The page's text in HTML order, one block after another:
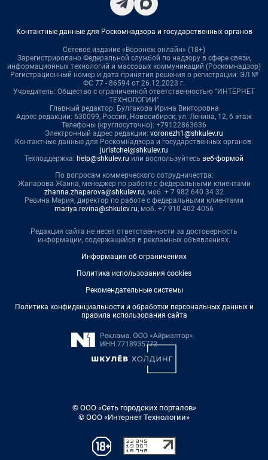
Контактные данные для Роскомнадзора и государственных органов
Сетевое издание «Воронеж онлайн» (18+)
Зарегистрировано Федеральной службой по надзору в сфере связи,
информационных технологий и массовых коммуникаций (Роскомнадзор)
Регистрационный номер и дата принятия решения о регистрации: ЭЛ №
ФС 77 - 86594 от 26.12.2023 г.
Учредитель: Общество с ограниченной ответственностью "ИНТЕРНЕТ
ТЕХНОЛОГИИ"
Главный редактор: Булгакова Ирина Викторовна
Адрес редакции: 630099, Россия, Новосибирск, ул. Ленина, 12, 6 этаж
Телефоны (круглосуточно): +79122863636
Электронный адрес редакции: voronezh1@shkulev.ru
Контактные данные для Роскомнадзора и государственных органов:
juristchel@shkulev.ru
Техподдержка: help@shkulev.ru или воспользуйтесь веб-формой
По вопросам коммерческого сотрудничества:
Жапарова Жанна, менеджер по работе с федеральными клиентами
zhanna.zhaparova@shkulev.ru, моб. + 7 982 640 34 32
Ревина Мария, директор по работе с федеральными клиентами
mariya.revina@shkulev.ru, моб. +7 910 402 4056
Редакция сайта не несет ответственности за достоверность
информации, содержащейся в рекламных объявлениях.
Информация об ограничениях
Политика использования cookies
Рекомендательные системы
Политика конфиденциальности и обработки персональных данных и
правила использования сайта
© ООО «Сеть городских порталов»
© ООО «Интернет Технологии»